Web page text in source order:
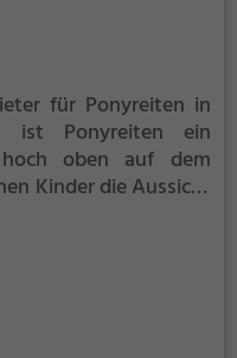
für Ponyreiten in
ist Ponyreiten ein
oben auf dem
Kinder die Aussicht